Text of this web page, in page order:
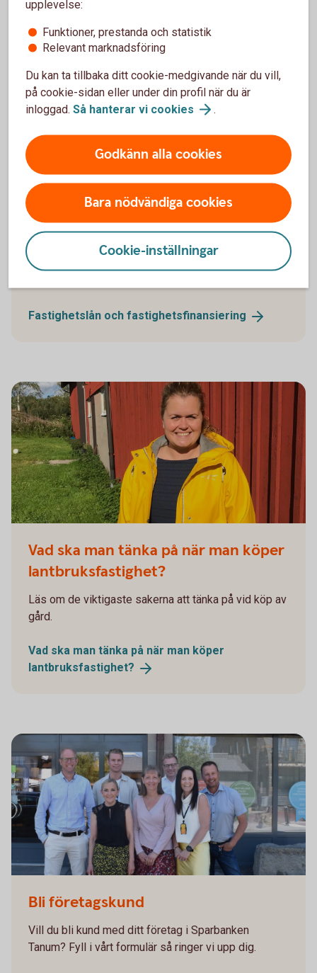
Engineers having a planning meeting
Fastighetslån och
fastighetsfinansiering
Vi har flera lösningar för fastighetsfinansiering och
Fastighetslån och fastighetsfinansiering
Vad ska man tänka på när man köper
lantbruksfastighet?
Läs om de viktigaste sakerna att tänka på vid köp av
gård.
Vad ska man tänka på när man köper
lantbruksfastighet?
Bli företagskund
Vill du bli kund med ditt företag i Sparbanken
Tanum? Fyll i vårt formulär så ringer vi upp dig.
upplevelse:
Funktioner, prestanda och statistik
Relevant marknadsföring
Du kan ta tillbaka ditt cookie-medgivande när du vill,
på cookie-sidan eller under din profil när du är
inloggad. Så hanterar vi cookies .
Godkänn alla cookies
Bara nödvändiga cookies
Cookie-inställningar